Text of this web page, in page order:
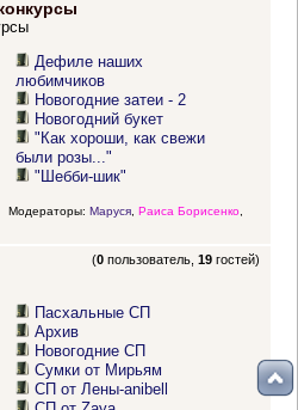
Дефиле наших
любимчиков
Новогодние затеи - 2
Новогодний букет
"Как хороши, как свежи
были розы..."
"Шебби-шик"
Модераторы: Маруся, Раиса Борисенко,
(0 пользователь,19 гостей)
Пасхальные СП
Архив
Новогодние СП
Сумки от Мирьям
СП от Лены-anibell